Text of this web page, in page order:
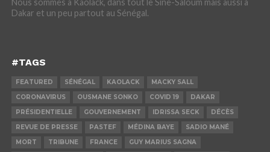
Nous sommes à Kaolack, dans tout le Sine-Saloum mais aussi à
Dakar et un peu partout au Sénégal.
#TAGS
FEATURED SÉNÉGAL KAOLACK
MACKY SALL
CORONAVIRUS
OUSMANE SONKO COVID 19
DAKAR
PRÉSIDENTIELLE
GOUVERNEMENT IDRISSA SECK
DÉCÈS
REVUE DE PRESSE
PASTEF MÉDINA BAYE
SADIO MANÉ
MORT
TRIBUNE FRANCE GUY MARIUS SAGNA